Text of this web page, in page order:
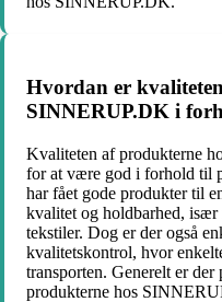
Hvordan er
SINNERUP.DK i
Kvaliteten af produkterne
for at være god i forhold til
har fået gode produkter til
kvalitet og holdbarhed,
tekstiler. Dog er der også
kvalitetskontrol, hvor
transporten. Generelt er
produkterne hos